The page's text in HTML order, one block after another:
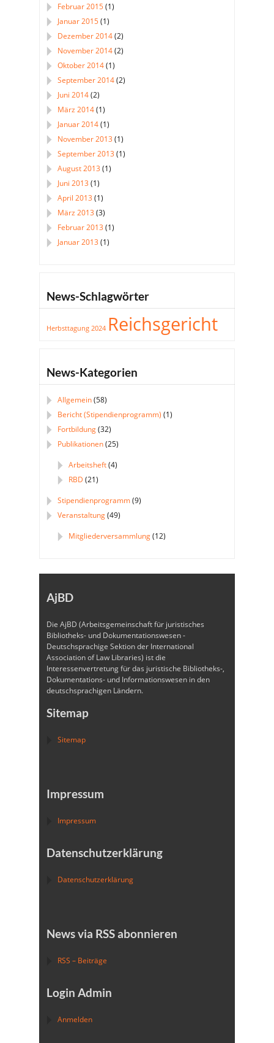
Februar 2015(1)
Januar 2015(1)
Dezember 2014(2)
November 2014(2)
Oktober 2014(1)
September 2014(2)
Juni 2014(2)
März 2014(1)
Januar 2014(1)
November 2013(1)
September 2013(1)
August 2013(1)
Juni 2013(1)
April 2013(1)
März 2013(3)
Februar 2013(1)
Januar 2013(1)
News-Schlagwörter
Herbsttagung 2024 Reichsgericht
News-Kategorien
Allgemein(58)
Bericht (Stipendienprogramm) (1)
Fortbildung(32)
Publikationen(25)
Arbeitsheft(4)
RBD (21)
Stipendienprogramm(9)
Veranstaltung(49)
Mitgliederversammlung(12)
AjBD
Die AjBD (Arbeitsgemeinschaft für juristisches
Bibliotheks- und Dokumentationswesen -
Deutschsprachige Sektion der International
Association of Law Libraries) ist die
Interessenvertretung für das juristische Bibliotheks-,
Dokumentations- und Informationswesen in den
deutschsprachigen Ländern.
Sitemap
Sitemap
Impressum
Impressum
Datenschutzerklärung
Datenschutzerklärung
News via RSS abonnieren
RSS – Beiträge
Login Admin
Anmelden